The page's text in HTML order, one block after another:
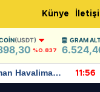
Künye
(USDT)
%0.837
GRAM
Havalimanı
11:56